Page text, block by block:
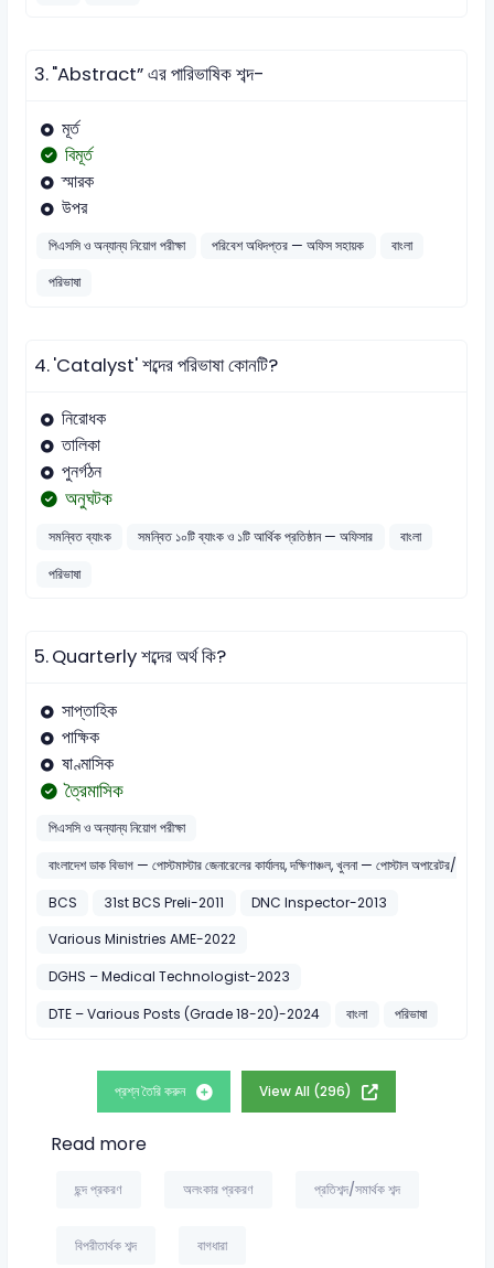
3."Abstract” এর পারিভাষিক শব্দ-
মূর্ত
বিমূর্ত
স্মারক
উপর
পিএসসি ও অন্যান্য নিয়োগ পরীক্ষা পরিবেশ অধিদপ্তর — অফিস সহায়ক
বাংলা
পরিভাষা
4.'Catalyst' শব্দের পরিভাষা কোনটি?
নিরোধক
তালিকা
পুনর্গঠন
অনুঘটক
সমন্বিত ব্যাংক সমন্বিত ১০টি ব্যাংক ও ১টি আর্থিক প্রতিষ্ঠান — অফিসার
বাংলা
পরিভাষা
5.Quarterly শব্দের অর্থ কি?
সাপ্তাহিক
পাক্ষিক
ষাণ্মাসিক
ত্রৈমাসিক
পিএসসি ও অন্যান্য নিয়োগ পরীক্ষা
বাংলাদেশ ডাক বিভাগ — পোস্টমাস্টার জেনারেলের কার্যালয়, দক্ষিণাঞ্চল, খুলনা — পোস্টাল অপারেটর/মেইল
BCS
31st BCS Preli-2011
DNC Inspector-2013
Various Ministries AME-2022
DGHS – Medical Technologist-2023
DTE – Various Posts (Grade 18-20)-2024
বাংলা পরিভাষা
প্রশ্ন তৈরি করুন View All (296)
Read more
ছন্দ প্রকরণ অলংকার প্রকরণ প্রতিশব্দ/সমার্থক শব্দ
বিপরীতার্থক শব্দ বাগধারা